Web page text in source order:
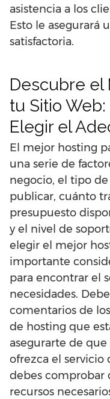
asistencia a los
Esto le asegurará
satisfactoria.
Descubre el
tu Sitio
Elegir el
El mejor hosting
una serie de
negocio, el tipo
publicar, cuánto
presupuesto
y el nivel de
elegir el mejor
importante
para encontrar el
necesidades.
comentarios de
de hosting que
asegurarte de que
ofrezca el servicio
debes comprobar
recursos